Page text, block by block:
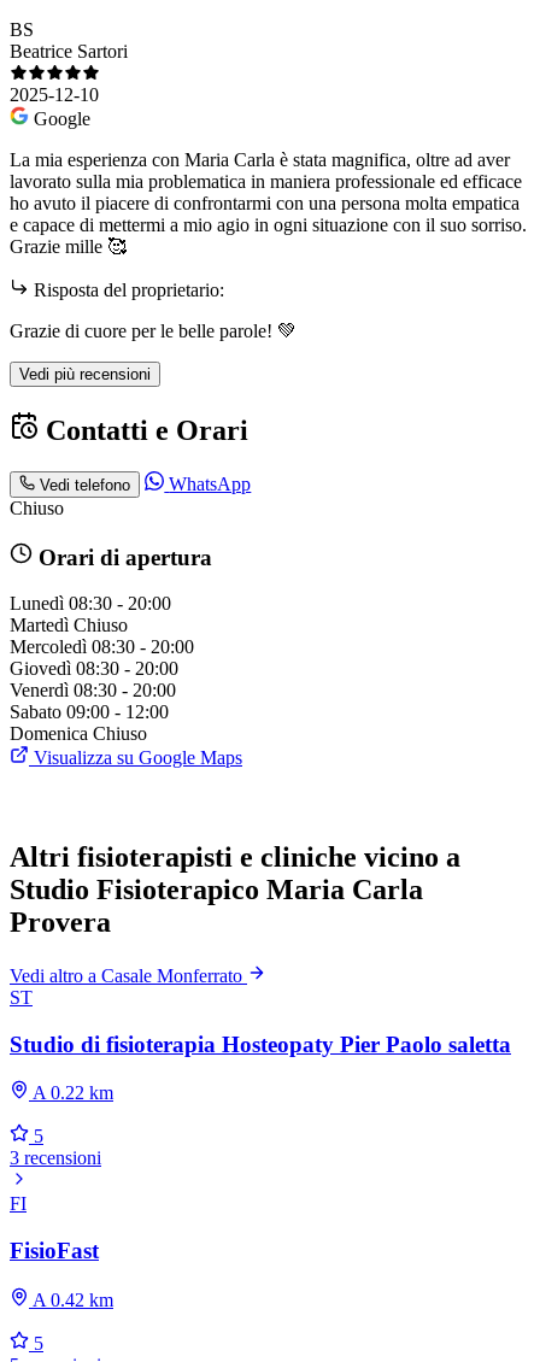
BS
Beatrice Sartori
2025-12-10
Google
La mia esperienza con Maria Carla è stata magnifica, oltre ad aver
lavorato sulla mia problematica in maniera professionale ed efficace
ho avuto il piacere di confrontarmi con una persona molta empatica
e capace di mettermi a mio agio in ogni situazione con il suo sorriso.
Grazie mille 🥰
Risposta del proprietario:
Grazie di cuore per le belle parole! 💚
Vedi più recensioni
Contatti e Orari
Vedi telefono
WhatsApp
Chiuso
Orari di apertura
Lunedì 08:30 - 20:00
Martedì Chiuso
Mercoledì 08:30 - 20:00
Giovedì 08:30 - 20:00
Venerdì 08:30 - 20:00
Sabato 09:00 - 12:00
Domenica Chiuso
Visualizza su Google Maps
Altri fisioterapisti e cliniche vicino a
Studio Fisioterapico Maria Carla
Provera
Vedi altro a Casale Monferrato
ST
Studio di fisioterapia Hosteopaty Pier Paolo saletta
A 0.22 km
5
3 recensioni
FI
FisioFast
A 0.42 km
5